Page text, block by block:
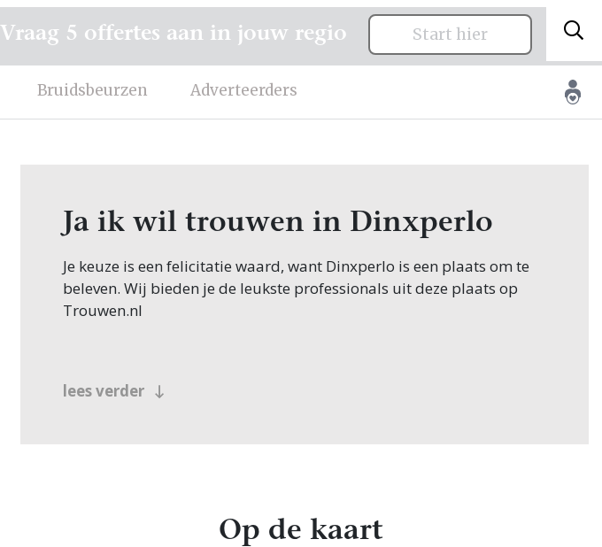
Bruidsbeurzen Adverteerders
Vraag 5 offertes aan in jouw regio Start hier
Ja ik wil trouwen in Dinxperlo
Je keuze is een felicitatie waard, want Dinxperlo is een plaats om te
beleven. Wij bieden je de leukste professionals uit deze plaats op
Trouwen.nl
lees verder
Op de kaart